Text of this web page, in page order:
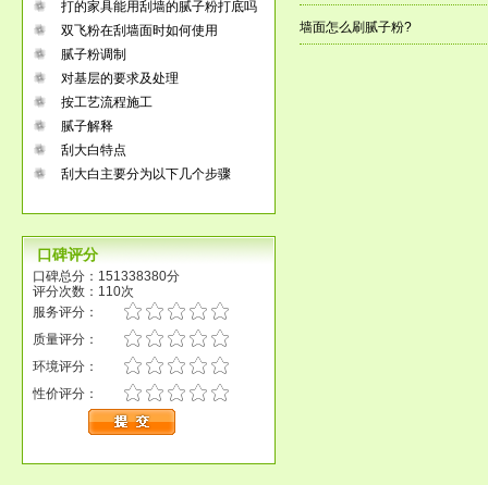
打的家具能用刮墙的腻子粉打底吗
双飞粉在刮墙面时如何使用
腻子粉调制
对基层的要求及处理
按工艺流程施工
腻子解释
刮大白特点
刮大白主要分为以下几个步骤
口碑评分
口碑总分：151338380分
评分次数：110次
服务评分：
质量评分：
环境评分：
性价评分：
墙面怎么刷腻子粉?